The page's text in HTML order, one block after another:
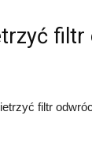
filtr
filtr